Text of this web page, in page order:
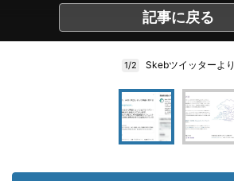
記事に戻る
1/2 Skebツイッターより